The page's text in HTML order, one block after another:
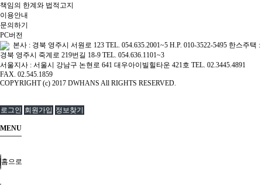
책임의 한계와 법적고지
이용안내
문의하기
PC버전
본사 : 경북 영주시 서원로 123 TEL. 054.635.2001~5 H.P. 010-3522-5495 한스주택 :
경북 영주시 죽계로 219번길 18-9 TEL. 054.636.1101~3
서울지사 : 서울시 강남구 논현로 641 대우아이빌힐타운 421호 TEL. 02.3445.4891
FAX. 02.545.1859
COPYRIGHT (c) 2017 DWHANS All RIGHTS RESERVED.
로그인 회원가입 정보찾기
MENU
홈으로